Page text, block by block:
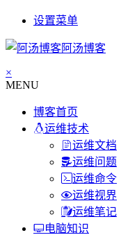
设置菜单
阿汤博客
×
MENU
博客首页
运维技术
运维文档
运维问题
运维命令
运维视界
运维笔记
电脑知识